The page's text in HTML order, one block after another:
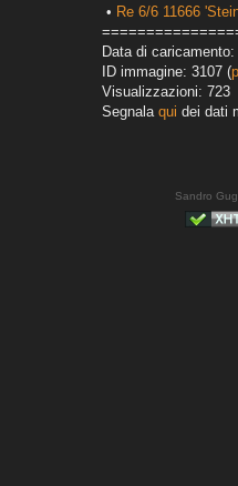
• Re 6/6 11666
Data di
ID immagine: 3107 (
Visualizzazioni: 723
Segnala qui dei dati
Sandro